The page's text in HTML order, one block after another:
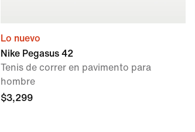
Lo nuevo
Nike Pegasus 42
Tenis de correr en pavimento para
hombre
$3,299